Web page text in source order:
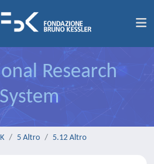
Research
5 Altro 5.12 Altro